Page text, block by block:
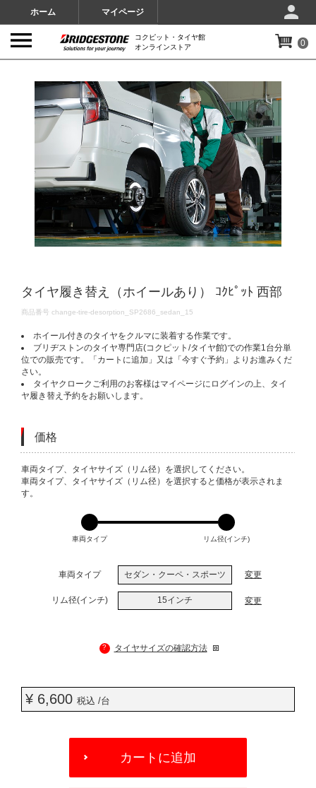
ホーム マイページ
コクピット・タイヤ館
オンラインストア
0
タイヤ履き替え（ホイールあり） ｺｸﾋﾟｯﾄ 西部
DETAILS
商品番号 change-tire-desorption_SP2686_sedan_15
ホイール付きのタイヤをクルマに装着する作業です。
ブリヂストンのタイヤ専門店(コクピット/タイヤ館)での作業1台分単
位での販売です。「カートに追加」又は「今すぐ予約」よりお進みくだ
さい。
タイヤクロークご利用のお客様はマイページにログインの上、タイ
ヤ履き替え予約をお願いします。
価格
VARIATIONS
車両タイプ、タイヤサイズ（リム径）を選択してください。
車両タイプ、タイヤサイズ（リム径）を選択すると価格が表示されま
す。
車両タイプ リム径(インチ)
車両タイプ セダン・クーペ・スポーツ 変更
リム径(インチ) 15インチ 変更
? タイヤサイズの確認方法
¥ 6,600 税込 /台
OPTIONS
カートに追加